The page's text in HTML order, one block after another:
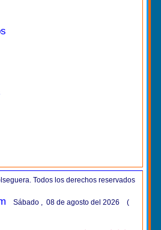
Todos los derechos reservados
Sábado , 08 de agosto del 2026 (